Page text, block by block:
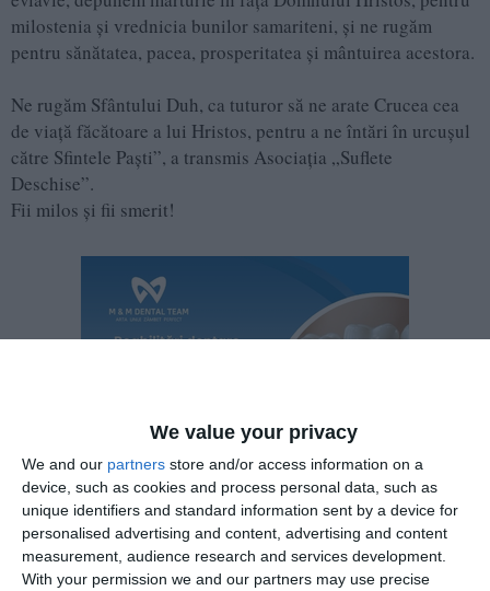
We value your privacy
We and our partners store and/or access information on a
device, such as cookies and process personal data, such as
unique identifiers and standard information sent by a device for
personalised advertising and content, advertising and content
measurement, audience research and services development.
With your permission we and our partners may use precise
milostenia și vrednicia bunilor samariteni, și ne rugăm
pentru sănătatea, pacea, prosperitatea și mântuirea acestora.
Ne rugăm Sfântului Duh, ca tuturor să ne arate Crucea cea
de viață făcătoare a lui Hristos, pentru a ne întări în urcușul
către Sfintele Paști”, a transmis Asociația „Suflete
Deschise”.
Fii milos și fii smerit!